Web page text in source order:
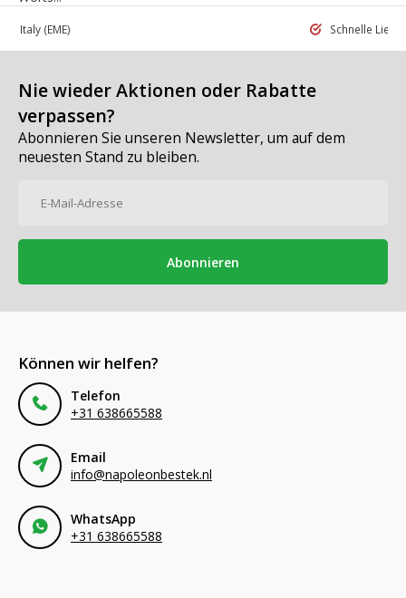
in Italy (EME) Schnelle
Nie wieder Aktionen oder Rabatte
verpassen?
Abonnieren Sie unseren Newsletter, um auf dem
neuesten Stand zu bleiben.
Abonnieren
Können wir helfen?
Telefon
+31 638665588
Email
info@napoleonbestek.nl
WhatsApp
+31 638665588